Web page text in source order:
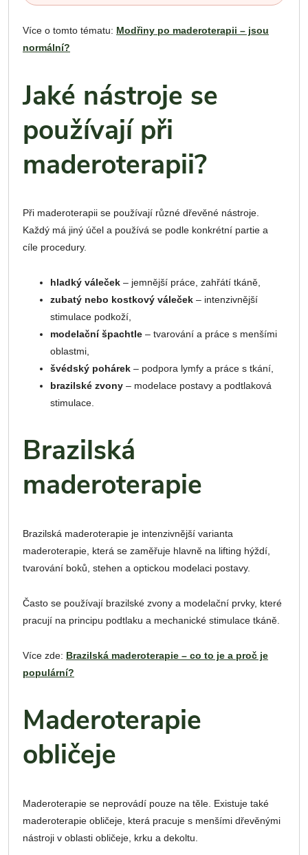
Více o tomto tématu: Modřiny po maderoterapii – jsou
normální?
Jaké nástroje se
používají při
maderoterapii?
Při maderoterapii se používají různé dřevěné nástroje.
Každý má jiný účel a používá se podle konkrétní partie a
cíle procedury.
hladký váleček – jemnější práce, zahřátí tkáně,
zubatý nebo kostkový váleček – intenzivnější
stimulace podkoží,
modelační špachtle – tvarování a práce s menšími
oblastmi,
švédský pohárek – podpora lymfy a práce s tkání,
brazilské zvony – modelace postavy a podtlaková
stimulace.
Brazilská
maderoterapie
Brazilská maderoterapie je intenzivnější varianta
maderoterapie, která se zaměřuje hlavně na lifting hýždí,
tvarování boků, stehen a optickou modelaci postavy.
Často se používají brazilské zvony a modelační prvky, které
pracují na principu podtlaku a mechanické stimulace tkáně.
Více zde: Brazilská maderoterapie – co to je a proč je
populární?
Maderoterapie
obličeje
Maderoterapie se neprovádí pouze na těle. Existuje také
maderoterapie obličeje, která pracuje s menšími dřevěnými
nástroji v oblasti obličeje, krku a dekoltu.